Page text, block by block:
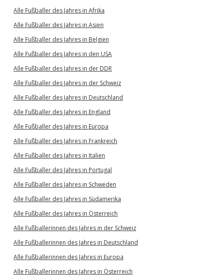
Alle Fußballer des Jahres in Afrika
Alle Fußballer des Jahres in Asien
Alle Fußballer des Jahres in Belgien
Alle Fußballer des Jahres in den USA
Alle Fußballer des Jahres in der DDR
Alle Fußballer des Jahres in der Schweiz
Alle Fußballer des Jahres in Deutschland
Alle Fußballer des Jahres in England
Alle Fußballer des Jahres in Europa
Alle Fußballer des Jahres in Frankreich
Alle Fußballer des Jahres in Italien
Alle Fußballer des Jahres in Portugal
Alle Fußballer des Jahres in Schweden
Alle Fußballer des Jahres in Südamerika
Alle Fußballer des Jahres in Österreich
Alle Fußballerinnen des Jahres in der Schweiz
Alle Fußballerinnen des Jahres in Deutschland
Alle Fußballerinnen des Jahres in Europa
Alle Fußballerinnen des Jahres in Österreich